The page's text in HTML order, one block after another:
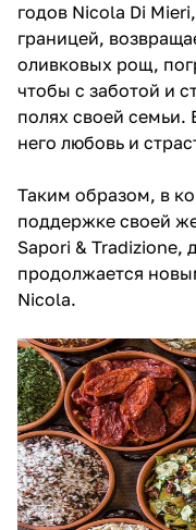
годов Nicola Di
границей,
оливковых рощ,
чтобы с заботой и
полях своей семьи.
него любовь и
Таким образом, в
поддержке своей
Sapori & Tradizione,
продолжается
Nicola.